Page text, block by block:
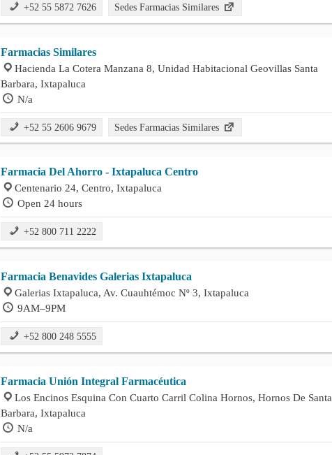
+52 55 5872 7626 Sedes Farmacias Similares
Farmacias Similares
Hacienda La Cotera Manzana 8, Unidad Habitacional Geovillas Santa
Barbara, Ixtapaluca
N/a
+52 55 2606 9679 Sedes Farmacias Similares
Farmacia Del Ahorro - Ixtapaluca Centro
Centenario 24, Centro, Ixtapaluca
Open 24 hours
+52 800 711 2222
Farmacia Benavides Galerias Ixtapaluca
Galerias Ixtapaluca, Av. Cuauhtémoc Nº 3, Ixtapaluca
9AM–9PM
+52 800 248 5555
Farmacia Unión Integral Farmacéutica
Los Encinos Esquina Con Cuarto Carril Colina Hornos, Hornos De Santa
Barbara, Ixtapaluca
N/a